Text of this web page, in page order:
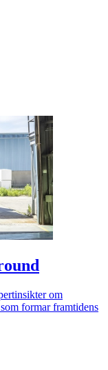
om
formar framtidens